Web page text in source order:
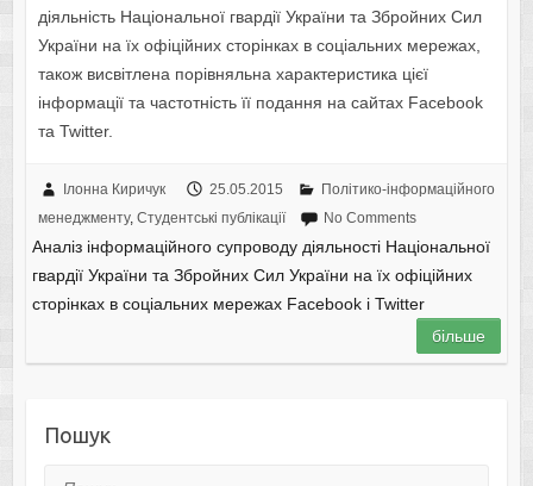
діяльність Національної гвардії України та Збройних Сил
України на їх офіційних сторінках в соціальних мережах,
також висвітлена порівняльна характеристика цієї
інформації та частотність її подання на сайтах Facebook
та Twitter.
Ілонна Киричук 25.05.2015
Політико-інформаційного
менеджменту, Студентські публікації No Comments
Аналіз інформаційного супроводу діяльності Національної
гвардії України та Збройних Сил України на їх офіційних
сторінках в соціальних мережах Facebook і Twitter
більше
Пошук
Пошук